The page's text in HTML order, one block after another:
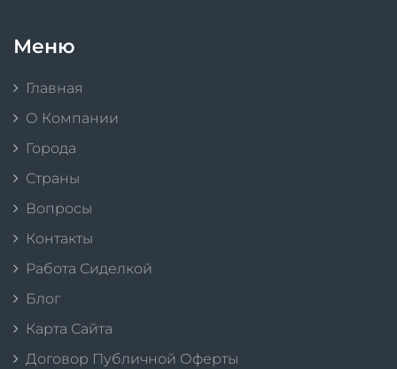
Меню
Главная
О Компании
Города
Страны
Вопросы
Контакты
Работа Сиделкой
Блог
Карта Сайта
Договор Публичной Оферты